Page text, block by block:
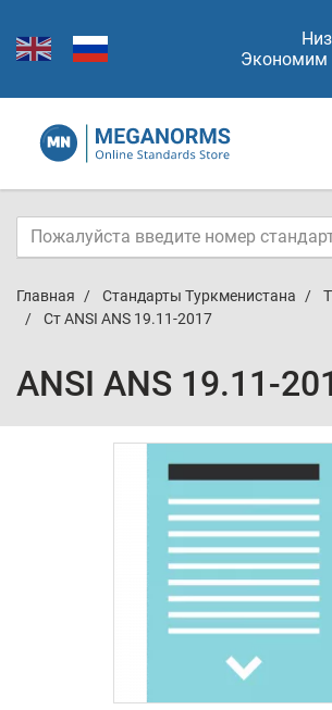
Экономим
Главная Стандарты Туркменистана
Ст ANSI ANS 19.11-2017
ANSI ANS 19.11-